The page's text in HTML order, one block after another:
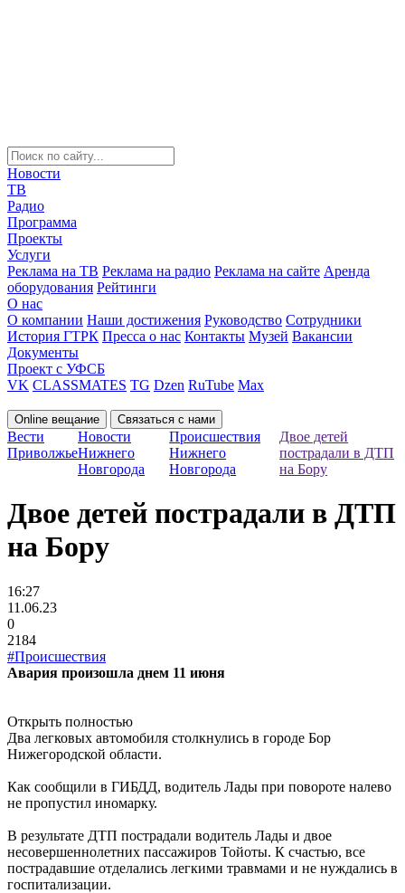
Новости
ТВ
Радио
Программа
Проекты
Услуги
Реклама на ТВ Реклама на радио Реклама на сайте Аренда
оборудования Рейтинги
О нас
О компании Наши достижения Руководство Сотрудники
История ГТРК Пресса о нас Контакты Музей Вакансии
Документы
Проект с УФСБ
VK CLASSMATES TG Dzen RuTube Max
Online вещание Связаться с нами
Вести
Приволжье
Новости
Нижнего
Новгорода
Происшествия
Нижнего
Новгорода
Двое детей
пострадали в ДТП
на Бору
Двое детей пострадали в ДТП
на Бору
16:27
11.06.23
0
2184
#Происшествия
Авария произошла днем 11 июня
Открыть полностью
Два легковых автомобиля столкнулись в городе Бор
Нижегородской области.
Как сообщили в ГИБДД, водитель Лады при повороте налево
не пропустил иномарку.
В результате ДТП пострадали водитель Лады и двое
несовершеннолетних пассажиров Тойоты. К счастью, все
пострадавшие отделались легкими травмами и не нуждались в
госпитализации.